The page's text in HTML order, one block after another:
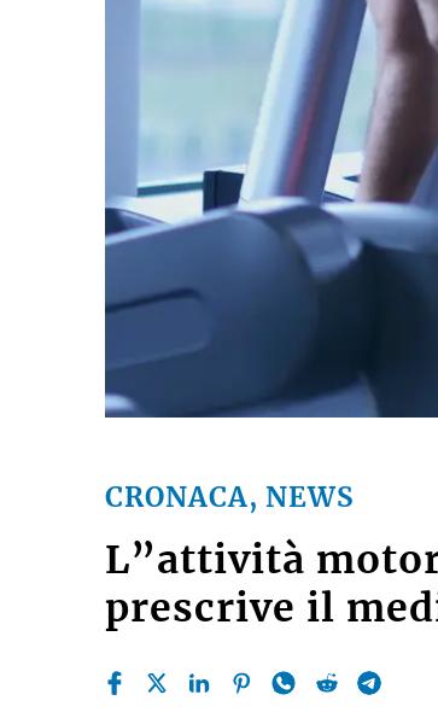
CRONACA, NEWS
L”attività
prescrive il